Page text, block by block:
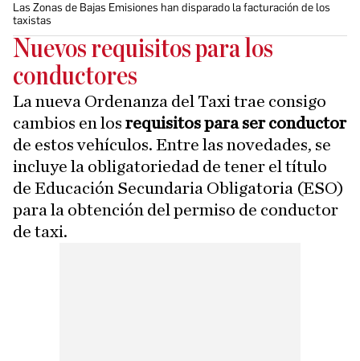
Las Zonas de Bajas Emisiones han disparado la facturación de los
taxistas
Nuevos requisitos para los
conductores
La nueva Ordenanza del Taxi trae consigo
cambios en los requisitos para ser conductor
de estos vehículos. Entre las novedades, se
incluye la obligatoriedad de tener el título
de Educación Secundaria Obligatoria (ESO)
para la obtención del permiso de conductor
de taxi.